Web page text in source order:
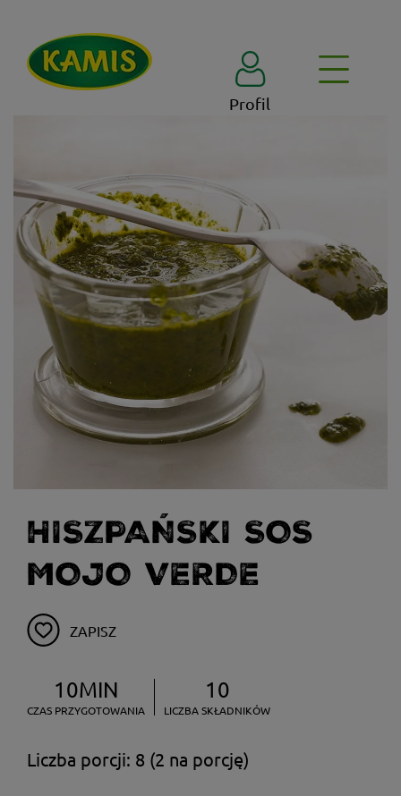
Profil
HISZPAŃSKI SOS
MOJO VERDE
ZAPISZ
10MIN
CZAS PRZYGOTOWANIA
10
LICZBA SKŁADNIKÓW
Liczba porcji: 8 (2 na porcję)